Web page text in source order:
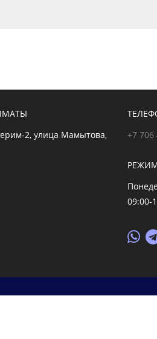
2, улица Мамытова,
+7 706
09:00-